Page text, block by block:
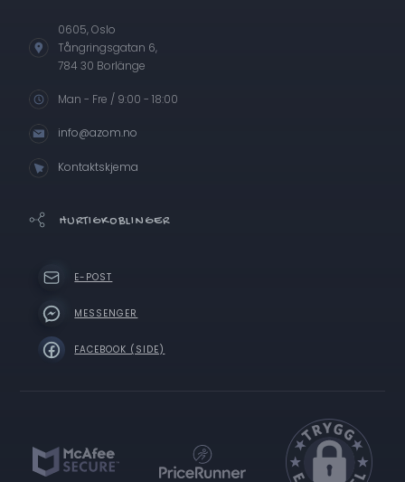
0605, Oslo
Tångringsgatan 6,
784 30 Borlänge
Man - Fre / 9:00 - 18:00
info@azom.no
Kontaktskjema
HURTIGKOBLINGER
E-POST
MESSENGER
FACEBOOK (SIDE)